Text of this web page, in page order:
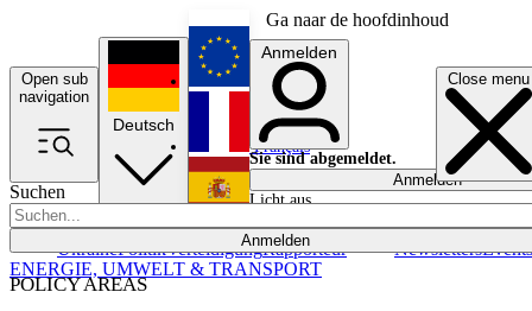
Ga naar de hoofdinhoud
Open sub
navigation
Close menu
Suchen
Anmelden
POLICY AREAS
UkrainePolitikVerteidigungRapporteur NewslettersEvents
Deutsch
English
Français
Anmelden
Sie sind abgemeldet.
Anmelden
Licht aus
ENERGIE, UMWELT & TRANSPORT